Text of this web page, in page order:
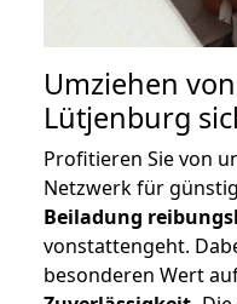
Umziehen von
Lütjenburg
Profitieren Sie von
Netzwerk für
Beiladung
vonstattengeht.
besonderen Wert